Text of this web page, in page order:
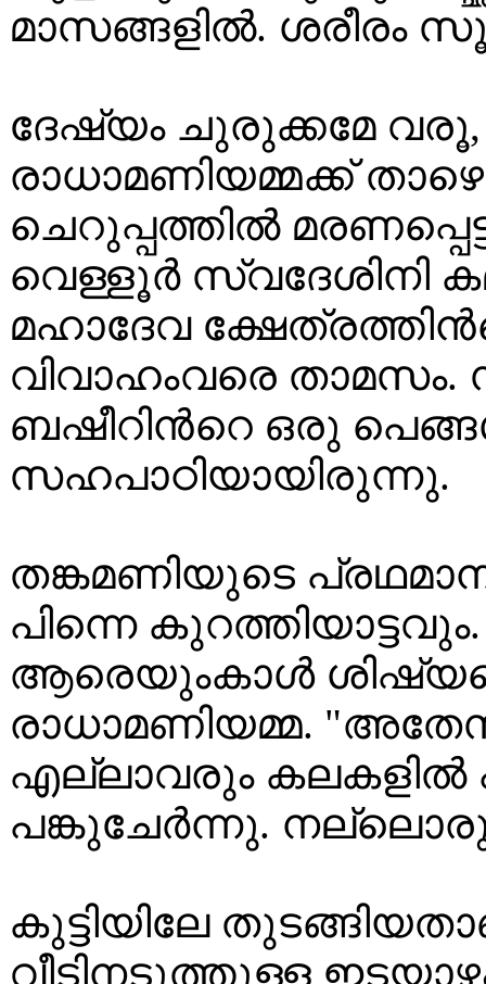
മാസങ്ങളിൽ. ശരീരം
ദേഷ്യം ചുരുക്കമേ
രാധാമണിയമ്മക്ക്
ചെറുപ്പത്തിൽ
വെള്ളൂർ സ്വദേശിനി
മഹാദേവ
വിവാഹംവരെ
ബഷീറിൻറെ ഒരു
സഹപാഠിയായിരുന്നു.
തങ്കമണിയുടെ
പിന്നെ
ആരെയുംകാൾ
രാധാമണിയമ്മ.
എല്ലാവരും കലകളിൽ
പങ്കുചേർന്നു. നല്ലൊരു
കുട്ടിയിലേ
വീടിനടുത്തുള്ള